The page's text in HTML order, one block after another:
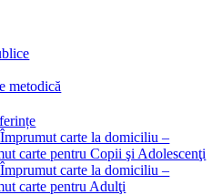
metodică
carte la domiciliu –
carte pentru Copii şi Adolescenţi
carte la domiciliu –
carte pentru Adulţi